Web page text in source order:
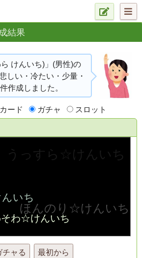
結果
ら けんいち)」(男性)の
しい・冷たい・少量・
作成しました。
カード ガチャ スロット
チャる 最初から